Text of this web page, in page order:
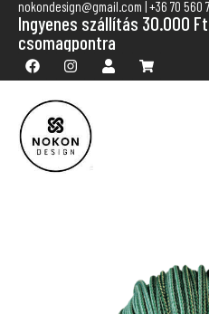
nokondesign@gmail.com | +36 70 560
Ingyenes szállítás 30.000
csomagpontra